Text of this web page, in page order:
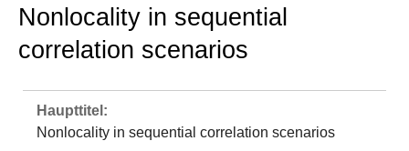
Nonlocality in sequential
correlation scenarios
Haupttitel:
Nonlocality in sequential correlation scenarios